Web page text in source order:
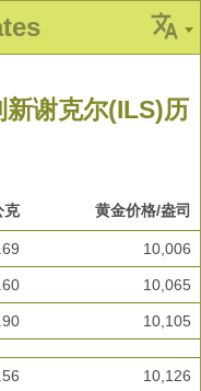
谢克尔(ILS)历
克 黄金价格/盎司
10,006
10,065
10,105
10,126